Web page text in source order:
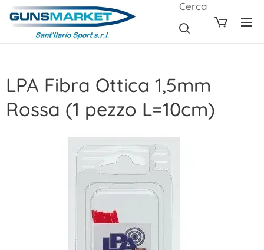
Cerca
LPA Fibra Ottica 1,5mm
Rossa (1 pezzo L=10cm)